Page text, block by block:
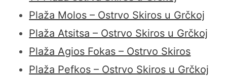
Plaža Molos – Ostrvo Skiros u Grčkoj
Plaža Atsitsa – Ostrvo Skiros u Grčkoj
Plaža Agios Fokas – Ostrvo Skiros
Plaža Pefkos – Ostrvo Skiros u Grčkoj